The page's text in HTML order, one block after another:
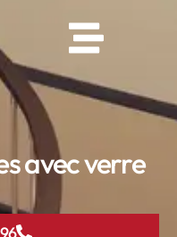
avec verre